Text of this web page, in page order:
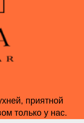
приятной
только у нас.